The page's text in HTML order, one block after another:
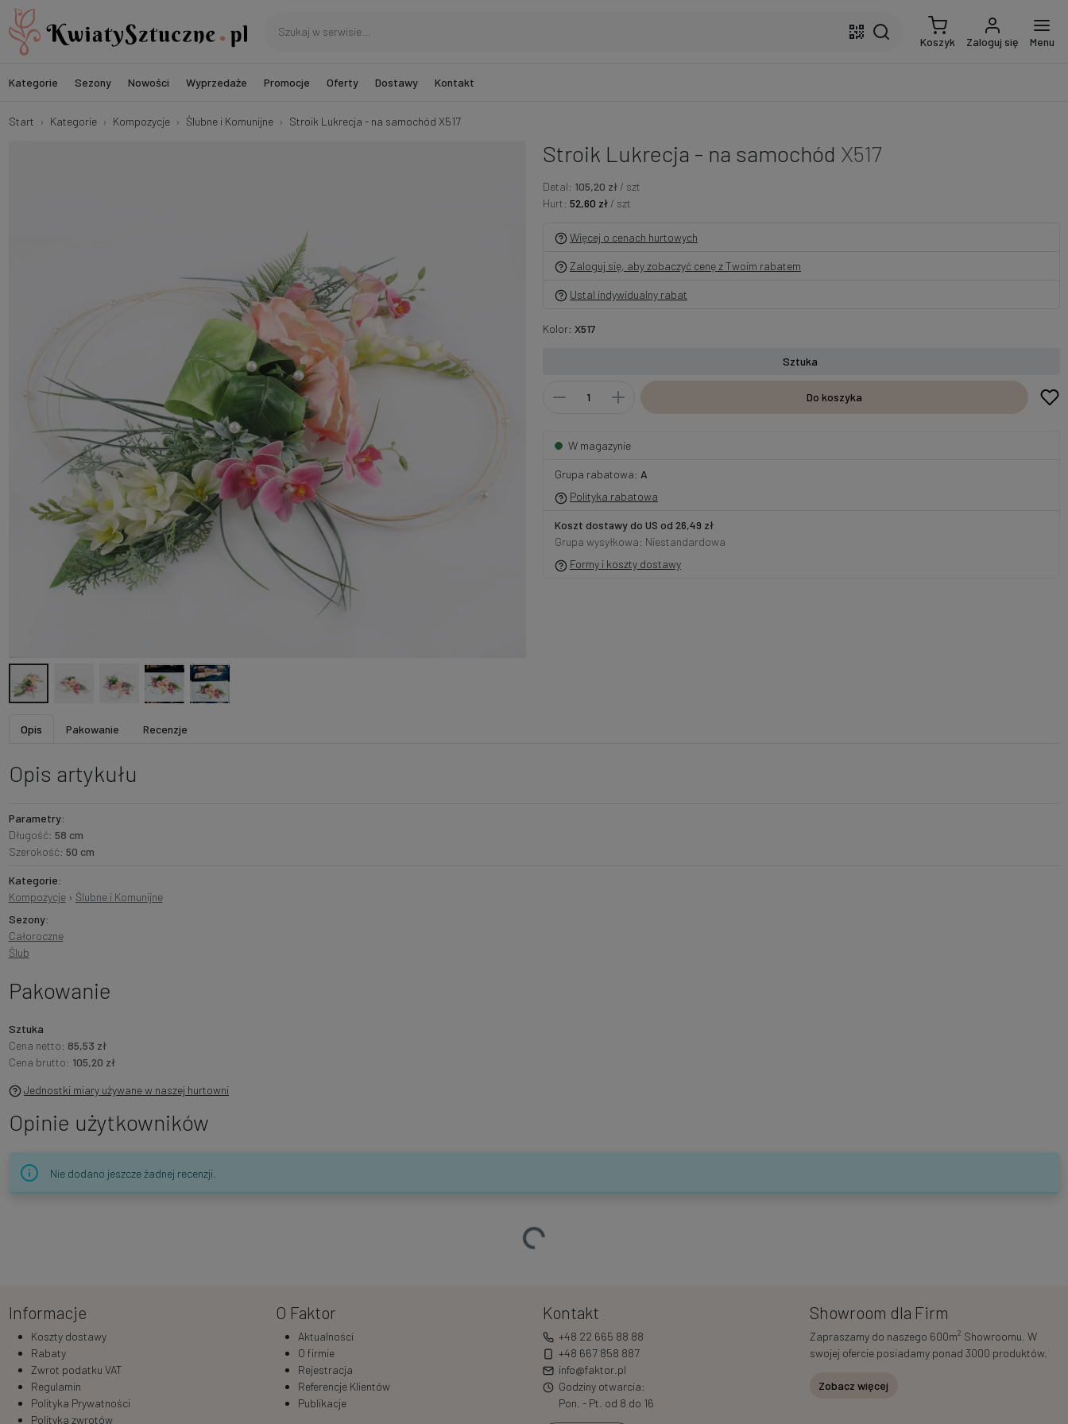
Koszyk Zaloguj się Menu
Kategorie Sezony Nowości Wyprzedaże Promocje Oferty Dostawy Kontakt
Start Kategorie Kompozycje Ślubne i Komunijne Stroik Lukrecja - na samochód X517
Stroik Lukrecja - na samochód X517
Detal: 105,20 zł / szt
Hurt: 52,60 zł / szt
Więcej o cenach hurtowych
Zaloguj się, aby zobaczyć cenę z Twoim rabatem
Ustal indywidualny rabat
Kolor: X517
Sztuka
Do koszyka
W magazynie
Grupa rabatowa: A
Polityka rabatowa
Koszt dostawy do US od 26,49 zł
Grupa wysyłkowa: Niestandardowa
Formy i koszty dostawy
Opis Pakowanie Recenzje
Opis artykułu
Parametry:
Długość: 58 cm
Szerokość: 50 cm
Kategorie:
Kompozycje› Ślubne i Komunijne
Sezony:
Całoroczne
Ślub
Pakowanie
Sztuka
Cena netto: 85,53 zł
Cena brutto: 105,20 zł
Jednostki miary używane w naszej hurtowni
Opinie użytkowników
Nie dodano jeszcze żadnej recenzji.
Ładowanie…
Informacje
Koszty dostawy
Rabaty
Zwrot podatku VAT
Regulamin
Polityka Prywatności
Polityka zwrotów
O Faktor
Aktualności
O firmie
Rejestracja
Referencje Klientów
Publikacje
Kontakt
+48 22 665 88 88
+48 667 858 887
info@faktor.pl
Godziny otwarcia:
Pon. - Pt. od 8 do 16
Showroom dla Firm
Zapraszamy do naszego 600m2 Showroomu. W
swojej ofercie posiadamy ponad 3000 produktów.
Zobacz więcej